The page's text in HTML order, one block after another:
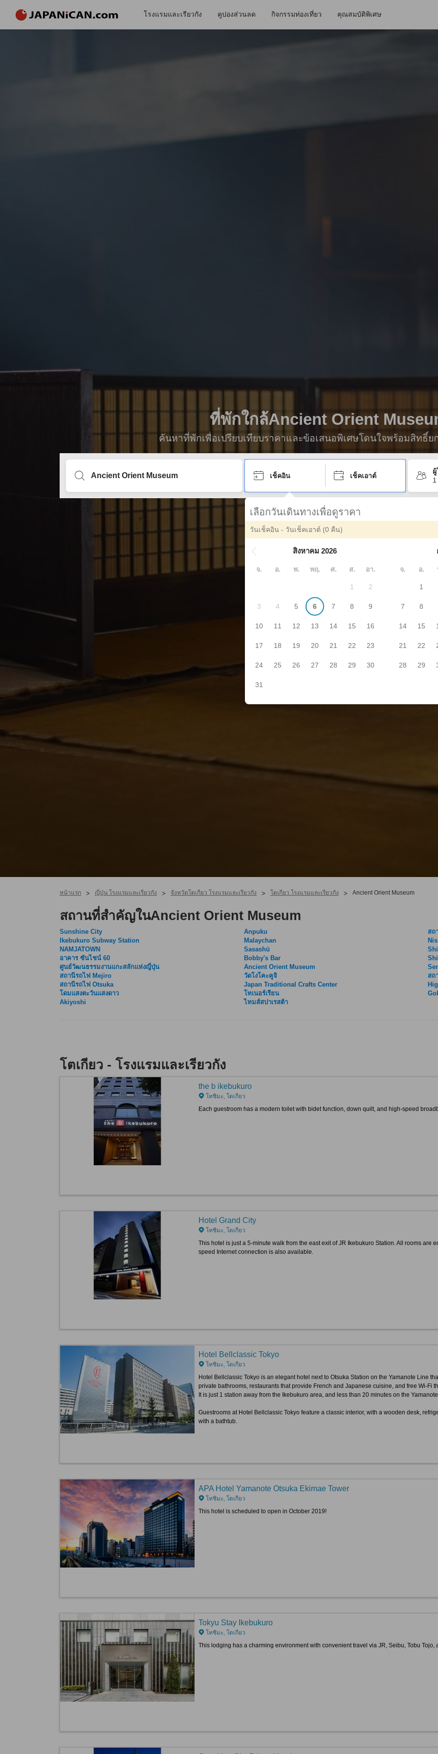
โรงแรมและเรียวกัง คูปองส่วนลด กิจกรรมท่องเที่ยว คุณสมบัติพิเศษ
ที่พักใกล้Ancient Orient
ค้นหาที่พักเพื่อเปรียบเทียบราคาและข้อเสนอพิเศษโดนใจพร้อมสิทธิ์ย
เช็คอิน เช็คเอาต์
เลือกวันเดินทางเพื่อดูราคา
วันเช็คอิน - วันเช็คเอาต์ (0 คืน)
สิงหาคม 2026
จ. อ. พ. พฤ. ศ. ส. อา.
1 2
3 4 5 6 7 8 9
10 11 12 13 14 15 16
17 18 19 20 21 22 23
24 25 26 27 28 29 30
31
จ. อ.
1
7 8
14 15
21 22
28 29
หน้าแรก > ญี่ปุ่น โรงแรมและเรียวกัง > จังหวัดโตเกียว โรงแรมและเรียวกัง > โตเกียว โรงแรมและเรียวกัง > Ancient Orient Museum
สถานที่สำคัญในAncient Orient Museum
Sunshine City
Ikebukuro Subway Station
NAMJATOWN
อาคาร ซันไชน์ 60
ศูนย์วัฒนธรรมงานแกะสลักแห่งญี่ปุ่น
สถานีรถไฟ Mejiro
สถานีรถไฟ Otsuka
โดมแสงตะวันแสงดาว
Akiyoshi
Anpuku
Malaychan
Sasashū
Bobby's Bar
Ancient Orient Museum
วัดโงโคะคูจิ
Japan Traditional Crafts Center
โทเนอร์เรียน
ไทมส์สปาเรสต้า
สถ
สถ
โตเกียว - โรงแรมและเรียวกัง
the b ikebukuro
โทชิมะ, โตเกียว
Each guestroom has a modern toilet with bidet function, down quilt, and high-speed
Hotel Grand City
โทชิมะ, โตเกียว
This hotel is just a 5-minute walk from the east exit of JR Ikebukuro Station. All rooms are
speed Internet connection is also available.
Hotel Bellclassic Tokyo
โทชิมะ, โตเกียว
Hotel Bellclassic Tokyo is an elegant hotel next to Otsuka Station on the Yamanote Line
private bathrooms, restaurants that provide French and Japanese cuisine, and free Wi-Fi
It is just 1 station away from the Ikebukuro area, and less than 20 minutes on the
Guestrooms at Hotel Bellclassic Tokyo feature a classic interior, with a wooden desk,
with a bathtub.
APA Hotel Yamanote Otsuka Ekimae Tower
โทชิมะ, โตเกียว
This hotel is scheduled to open in October 2019!
Tokyu Stay Ikebukuro
โทชิมะ, โตเกียว
This lodging has a charming environment with convenient travel via JR, Seibu, Tobu Tojo,